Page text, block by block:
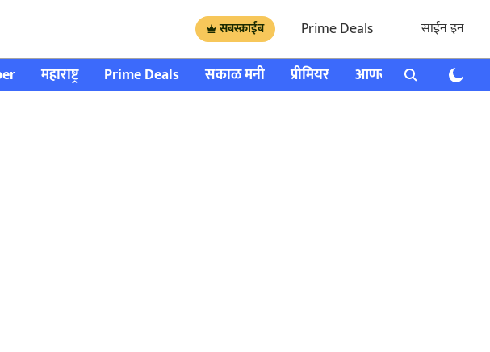
सबस्क्राईब Prime Deals साईन इन
महाराष्ट्र Prime Deals सकाळ मनी प्रीमियर आणखी राशी भविष्य